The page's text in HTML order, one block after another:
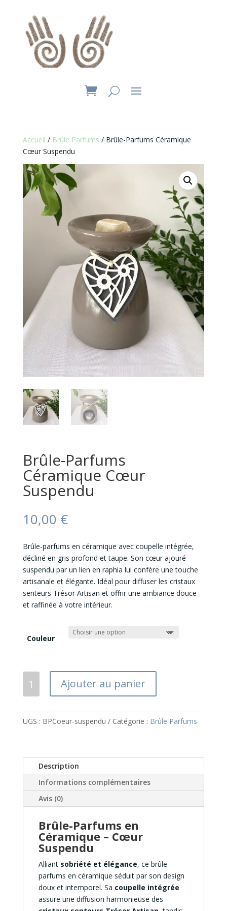
Accueil / Brûle Parfums / Brûle-Parfums Céramique
Cœur Suspendu
Brûle-Parfums
Céramique Cœur
Suspendu
10,00 €
Brûle-parfums en céramique avec coupelle intégrée,
décliné en gris profond et taupe. Son cœur ajouré
suspendu par un lien en raphia lui confère une touche
artisanale et élégante. Idéal pour diffuser les cristaux
senteurs Trésor Artisan et offrir une ambiance douce
et raffinée à votre intérieur.
Couleur
Parfums
Céramique
Ajouter au panier
UGS : BPCoeur-suspendu Catégorie : Brûle Parfums
Description
Informations complémentaires
Avis (0)
Brûle-Parfums en
Céramique – Cœur
Suspendu
Alliant sobriété et élégance, ce brûle-
parfums en céramique séduit par son design
doux et intemporel. Sa coupelle intégrée
assure une diffusion harmonieuse des